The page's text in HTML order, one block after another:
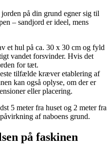
på din grund egner sig til
– sandjord er ideel, mens
et hul på ca. 30 x 30 cm og fyld
vandet forsvinder. Hvis det
for tæt.
tilfælde kræver etablering af
kan også oplyse, om der er
eller placering.
5 meter fra huset og 2 meter fra
af naboens grund.
på faskinen